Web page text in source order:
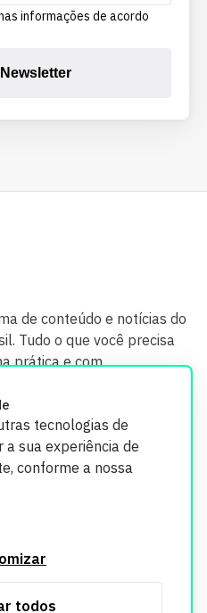
tecnologias de
sua experiência de
conforme a nossa
todos
informações de acordo
de conteúdo e notícias do
Tudo o que você precisa
prática e com
em nosso site são
de aprimoramento de
de Privacidade.